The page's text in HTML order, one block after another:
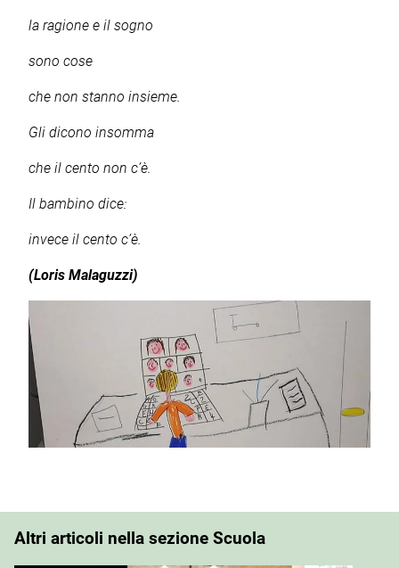
la ragione e il sogno
sono cose
che non stanno insieme.
Gli dicono insomma
che il cento non c’è.
Il bambino dice:
invece il cento c’è.
(Loris Malaguzzi)
Altri articoli nella sezione Scuola